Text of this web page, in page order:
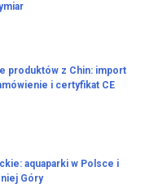
produktów z Chin: import
i certyfikat CE
aquaparki w Polsce i
Góry